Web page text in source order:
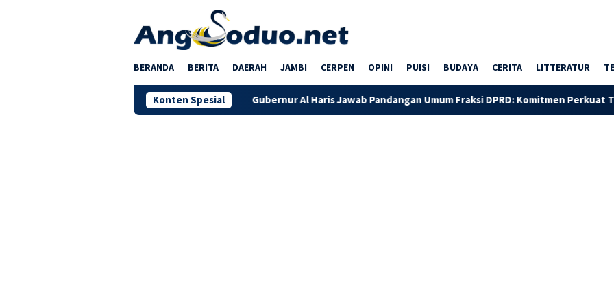
BERANDA BERITA DAERAH JAMBI CERPEN OPINI PUISI BUDAYA CERITA LITTERATUR
Konten SpesialGubernur Al Haris Jawab Pandangan Umum Fraksi DPRD: Komitmen Perkuat Tata Kelola